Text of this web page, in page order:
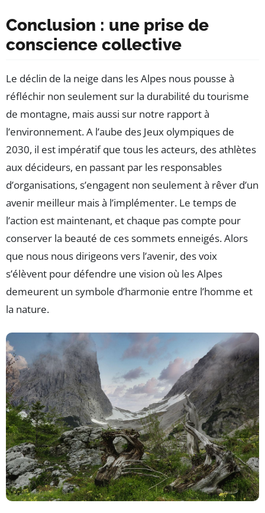
Conclusion : une prise de
conscience collective
Le déclin de la neige dans les Alpes nous pousse à
réfléchir non seulement sur la durabilité du tourisme
de montagne, mais aussi sur notre rapport à
l’environnement. A l’aube des Jeux olympiques de
2030, il est impératif que tous les acteurs, des athlètes
aux décideurs, en passant par les responsables
d’organisations, s’engagent non seulement à rêver d’un
avenir meilleur mais à l’implémenter. Le temps de
l’action est maintenant, et chaque pas compte pour
conserver la beauté de ces sommets enneigés. Alors
que nous nous dirigeons vers l’avenir, des voix
s’élèvent pour défendre une vision où les Alpes
demeurent un symbole d’harmonie entre l’homme et
la nature.